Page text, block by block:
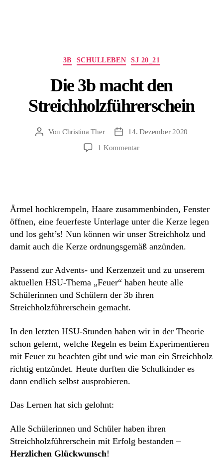
Kategorien
3B SCHULLEBEN SJ 20_21
Die 3b macht den
Streichholzführerschein
Beitragsautor
Von Christina Ther Beitragsdatum
14. Dezember 2020
1 Kommentarzu
Ärmel hochkrempeln, Haare zusammenbinden, Fenster
öffnen, eine feuerfeste Unterlage unter die Kerze legen
und los geht’s! Nun können wir unser Streichholz und
damit auch die Kerze ordnungsgemäß anzünden.
Passend zur Advents- und Kerzenzeit und zu unserem
aktuellen HSU-Thema „Feuer“ haben heute alle
Schülerinnen und Schülern der 3b ihren
Streichholzführerschein gemacht.
In den letzten HSU-Stunden haben wir in der Theorie
schon gelernt, welche Regeln es beim Experimentieren
mit Feuer zu beachten gibt und wie man ein Streichholz
richtig entzündet. Heute durften die Schulkinder es
dann endlich selbst ausprobieren.
Das Lernen hat sich gelohnt:
Alle Schülerinnen und Schüler haben ihren
Streichholzführerschein mit Erfolg bestanden –
Herzlichen Glückwunsch!